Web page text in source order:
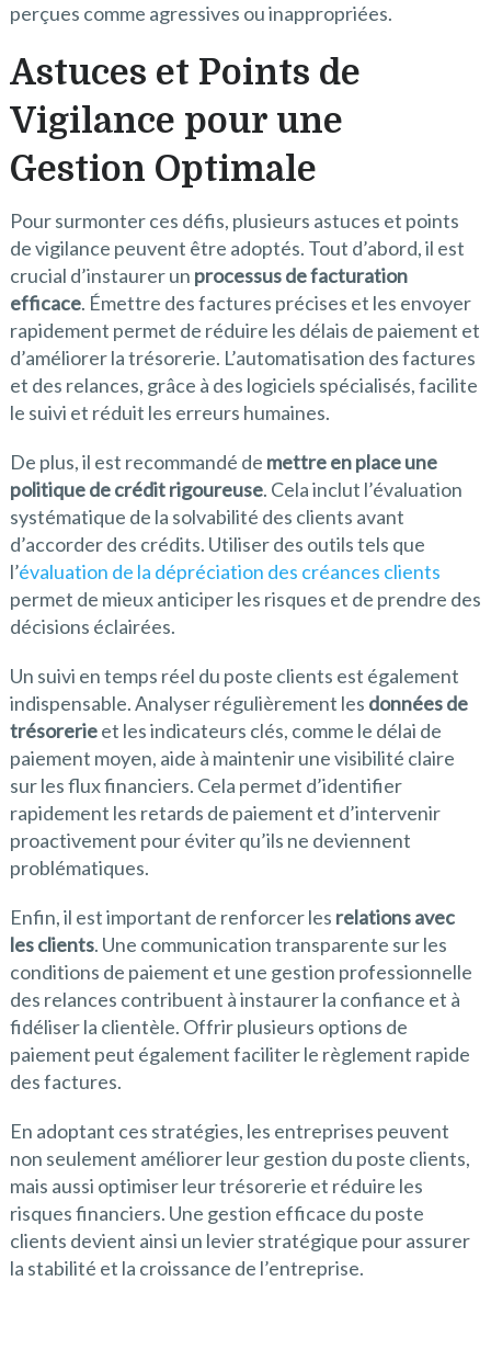
perçues comme agressives ou inappropriées.
Astuces et Points de
Vigilance pour une
Gestion Optimale
Pour surmonter ces défis, plusieurs astuces et points
de vigilance peuvent être adoptés. Tout d’abord, il est
crucial d’instaurer un processus de facturation
efficace. Émettre des factures précises et les envoyer
rapidement permet de réduire les délais de paiement et
d’améliorer la trésorerie. L’automatisation des factures
et des relances, grâce à des logiciels spécialisés, facilite
le suivi et réduit les erreurs humaines.
De plus, il est recommandé de mettre en place une
politique de crédit rigoureuse. Cela inclut l’évaluation
systématique de la solvabilité des clients avant
d’accorder des crédits. Utiliser des outils tels que
l’évaluation de la dépréciation des créances clients
permet de mieux anticiper les risques et de prendre des
décisions éclairées.
Un suivi en temps réel du poste clients est également
indispensable. Analyser régulièrement les données de
trésorerieet les indicateurs clés, comme le délai de
paiement moyen, aide à maintenir une visibilité claire
sur les flux financiers. Cela permet d’identifier
rapidement les retards de paiement et d’intervenir
proactivement pour éviter qu’ils ne deviennent
problématiques.
Enfin, il est important de renforcer les relations avec
les clients. Une communication transparente sur les
conditions de paiement et une gestion professionnelle
des relances contribuent à instaurer la confiance et à
fidéliser la clientèle. Offrir plusieurs options de
paiement peut également faciliter le règlement rapide
des factures.
En adoptant ces stratégies, les entreprises peuvent
non seulement améliorer leur gestion du poste clients,
mais aussi optimiser leur trésorerie et réduire les
risques financiers. Une gestion efficace du poste
clients devient ainsi un levier stratégique pour assurer
la stabilité et la croissance de l’entreprise.